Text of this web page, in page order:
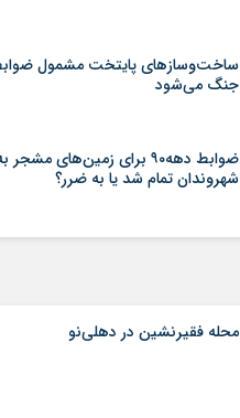
ساخت‌وسازهای پایتخت مشمول
جنگ می‌شود
ضوابط دهه۹۰ برای زمین‌های
شهروندان تمام شد یا به ضرر؟
محله فقیرنشین در دهلی‏‌نو